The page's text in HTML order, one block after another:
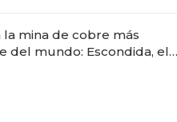
la mina de cobre más
del mundo: Escondida, el